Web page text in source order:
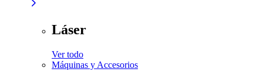
Láser
Ver todo
Máquinas y Accesorios